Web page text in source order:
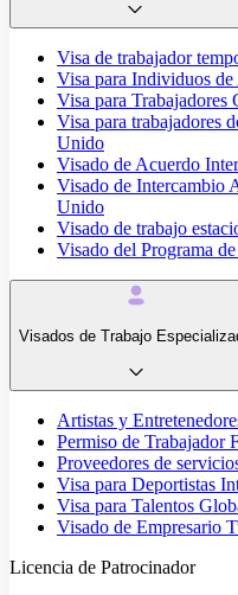
Visa de trabajador
Visa para Individuos
Visa para Trabajadores
Visa para trabajadores
Unido
Visado de Acuerdo
Visado de Intercambio
Unido
Visado de trabajo
Visado del Programa
Visados de Trabajo
Artistas y
Permiso de Trabajador
Proveedores de
Visa para Deportistas
Visa para Talentos
Visado de Empresario
Licencia de Patrocinador